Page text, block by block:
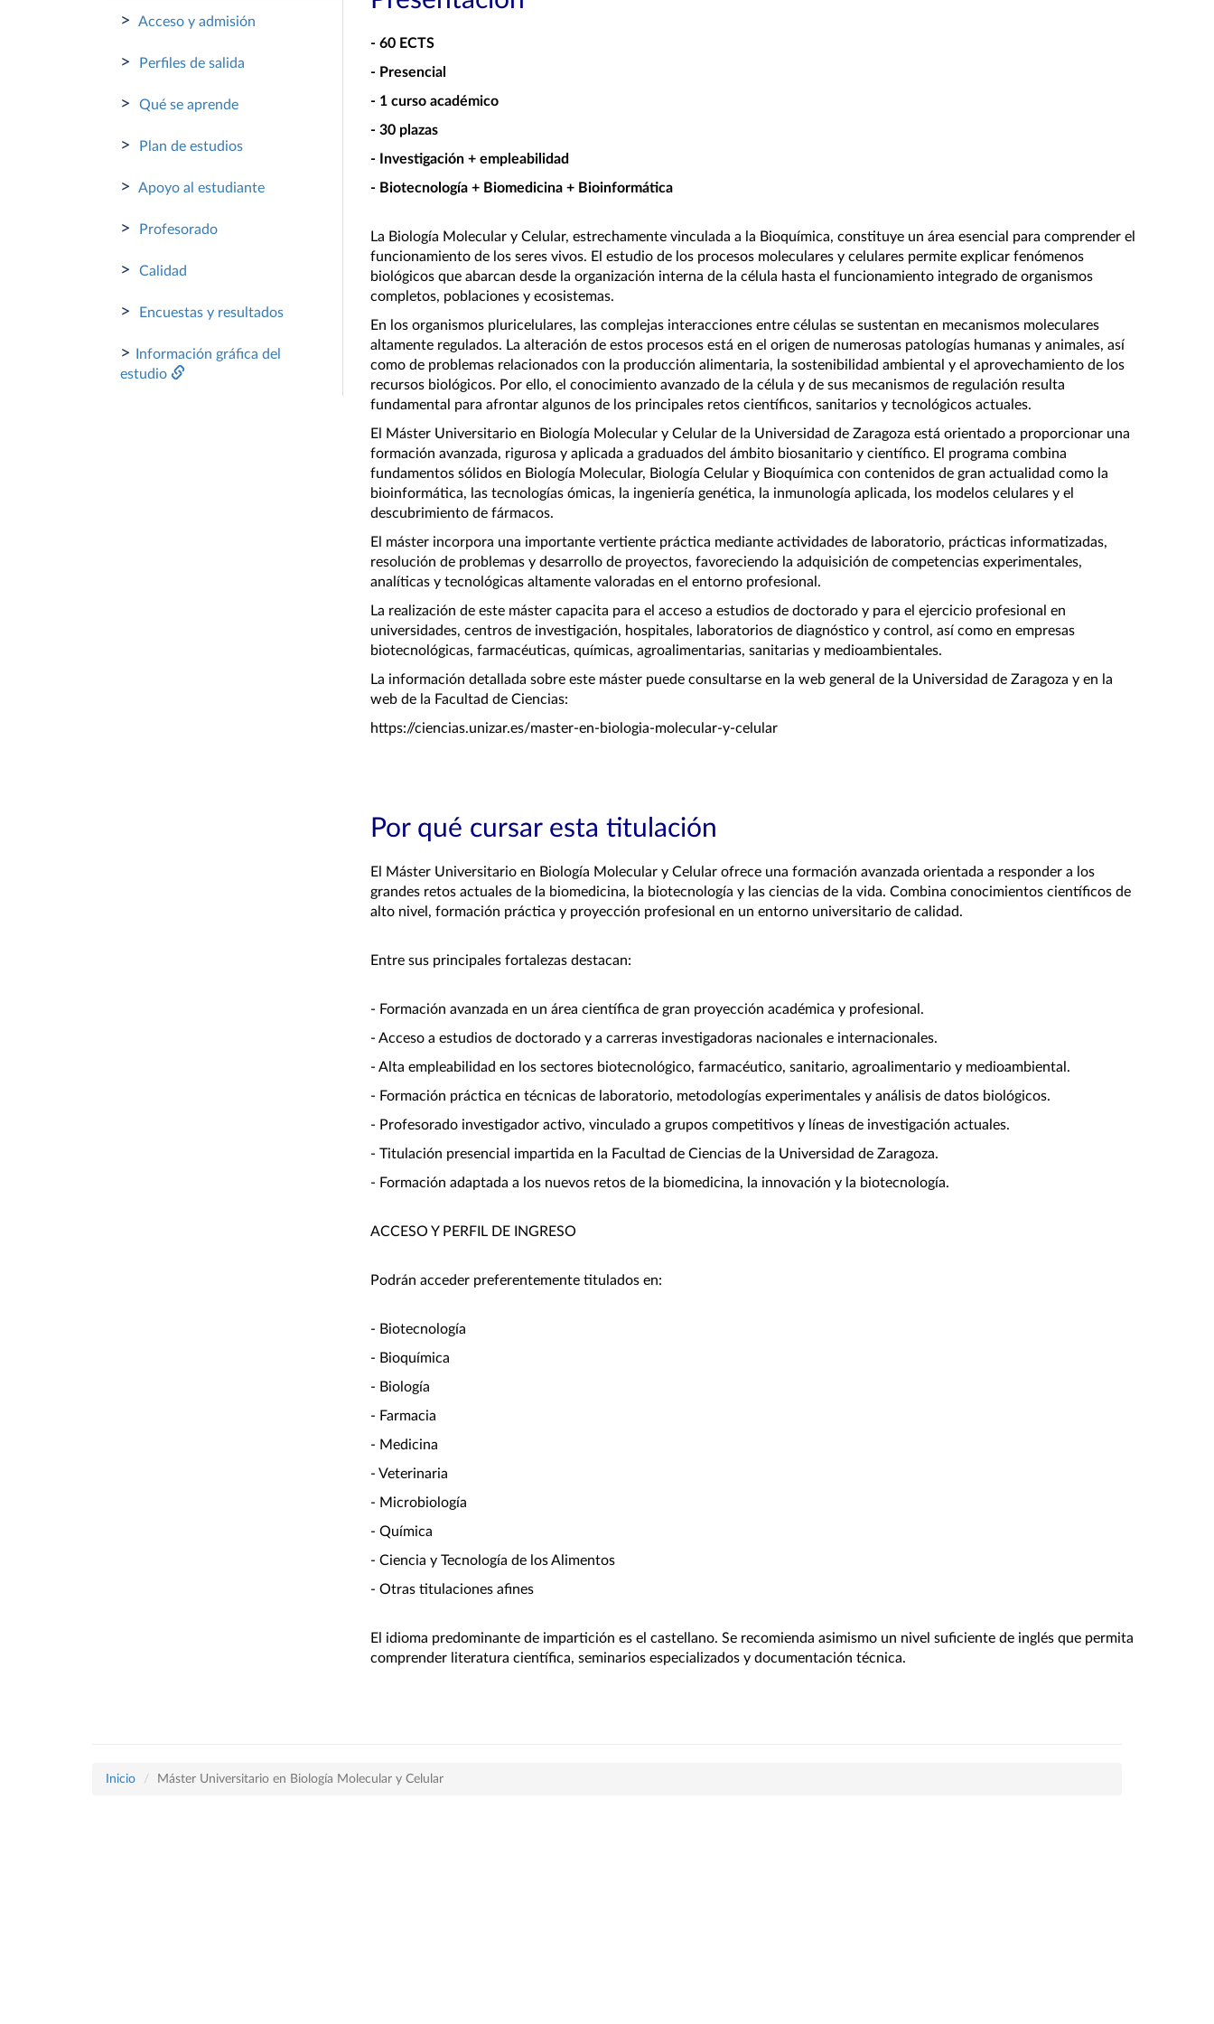
> Acceso y admisión
> Perfiles de salida
> Qué se aprende
> Plan de estudios
> Apoyo al estudiante
> Profesorado
> Calidad
> Encuestas y resultados
>
Información gráfica del
estudio
- 60 ECTS
- Presencial
- 1 curso académico
- 30 plazas
- Investigación + empleabilidad
- Biotecnología + Biomedicina + Bioinformática
La Biología Molecular y Celular, estrechamente vinculada a la Bioquímica, constituye un área esencial para comprender el
funcionamiento de los seres vivos. El estudio de los procesos moleculares y celulares permite explicar fenómenos
biológicos que abarcan desde la organización interna de la célula hasta el funcionamiento integrado de organismos
completos, poblaciones y ecosistemas.
En los organismos pluricelulares, las complejas interacciones entre células se sustentan en mecanismos moleculares
altamente regulados. La alteración de estos procesos está en el origen de numerosas patologías humanas y animales, así
como de problemas relacionados con la producción alimentaria, la sostenibilidad ambiental y el aprovechamiento de los
recursos biológicos. Por ello, el conocimiento avanzado de la célula y de sus mecanismos de regulación resulta
fundamental para afrontar algunos de los principales retos científicos, sanitarios y tecnológicos actuales.
El Máster Universitario en Biología Molecular y Celular de la Universidad de Zaragoza está orientado a proporcionar una
formación avanzada, rigurosa y aplicada a graduados del ámbito biosanitario y científico. El programa combina
fundamentos sólidos en Biología Molecular, Biología Celular y Bioquímica con contenidos de gran actualidad como la
bioinformática, las tecnologías ómicas, la ingeniería genética, la inmunología aplicada, los modelos celulares y el
descubrimiento de fármacos.
El máster incorpora una importante vertiente práctica mediante actividades de laboratorio, prácticas informatizadas,
resolución de problemas y desarrollo de proyectos, favoreciendo la adquisición de competencias experimentales,
analíticas y tecnológicas altamente valoradas en el entorno profesional.
La realización de este máster capacita para el acceso a estudios de doctorado y para el ejercicio profesional en
universidades, centros de investigación, hospitales, laboratorios de diagnóstico y control, así como en empresas
biotecnológicas, farmacéuticas, químicas, agroalimentarias, sanitarias y medioambientales.
La información detallada sobre este máster puede consultarse en la web general de la Universidad de Zaragoza y en la
web de la Facultad de Ciencias:
https://ciencias.unizar.es/master-en-biologia-molecular-y-celular
Por qué cursar esta titulación
El Máster Universitario en Biología Molecular y Celular ofrece una formación avanzada orientada a responder a los
grandes retos actuales de la biomedicina, la biotecnología y las ciencias de la vida. Combina conocimientos científicos de
alto nivel, formación práctica y proyección profesional en un entorno universitario de calidad.
Entre sus principales fortalezas destacan:
- Formación avanzada en un área científica de gran proyección académica y profesional.
- Acceso a estudios de doctorado y a carreras investigadoras nacionales e internacionales.
- Alta empleabilidad en los sectores biotecnológico, farmacéutico, sanitario, agroalimentario y medioambiental.
- Formación práctica en técnicas de laboratorio, metodologías experimentales y análisis de datos biológicos.
- Profesorado investigador activo, vinculado a grupos competitivos y líneas de investigación actuales.
- Titulación presencial impartida en la Facultad de Ciencias de la Universidad de Zaragoza.
- Formación adaptada a los nuevos retos de la biomedicina, la innovación y la biotecnología.
ACCESO Y PERFIL DE INGRESO
Podrán acceder preferentemente titulados en:
- Biotecnología
- Bioquímica
- Biología
- Farmacia
- Medicina
- Veterinaria
- Microbiología
- Química
- Ciencia y Tecnología de los Alimentos
- Otras titulaciones afines
El idioma predominante de impartición es el castellano. Se recomienda asimismo un nivel suficiente de inglés que permita
comprender literatura científica, seminarios especializados y documentación técnica.
Inicio Máster Universitario en Biología Molecular y Celular